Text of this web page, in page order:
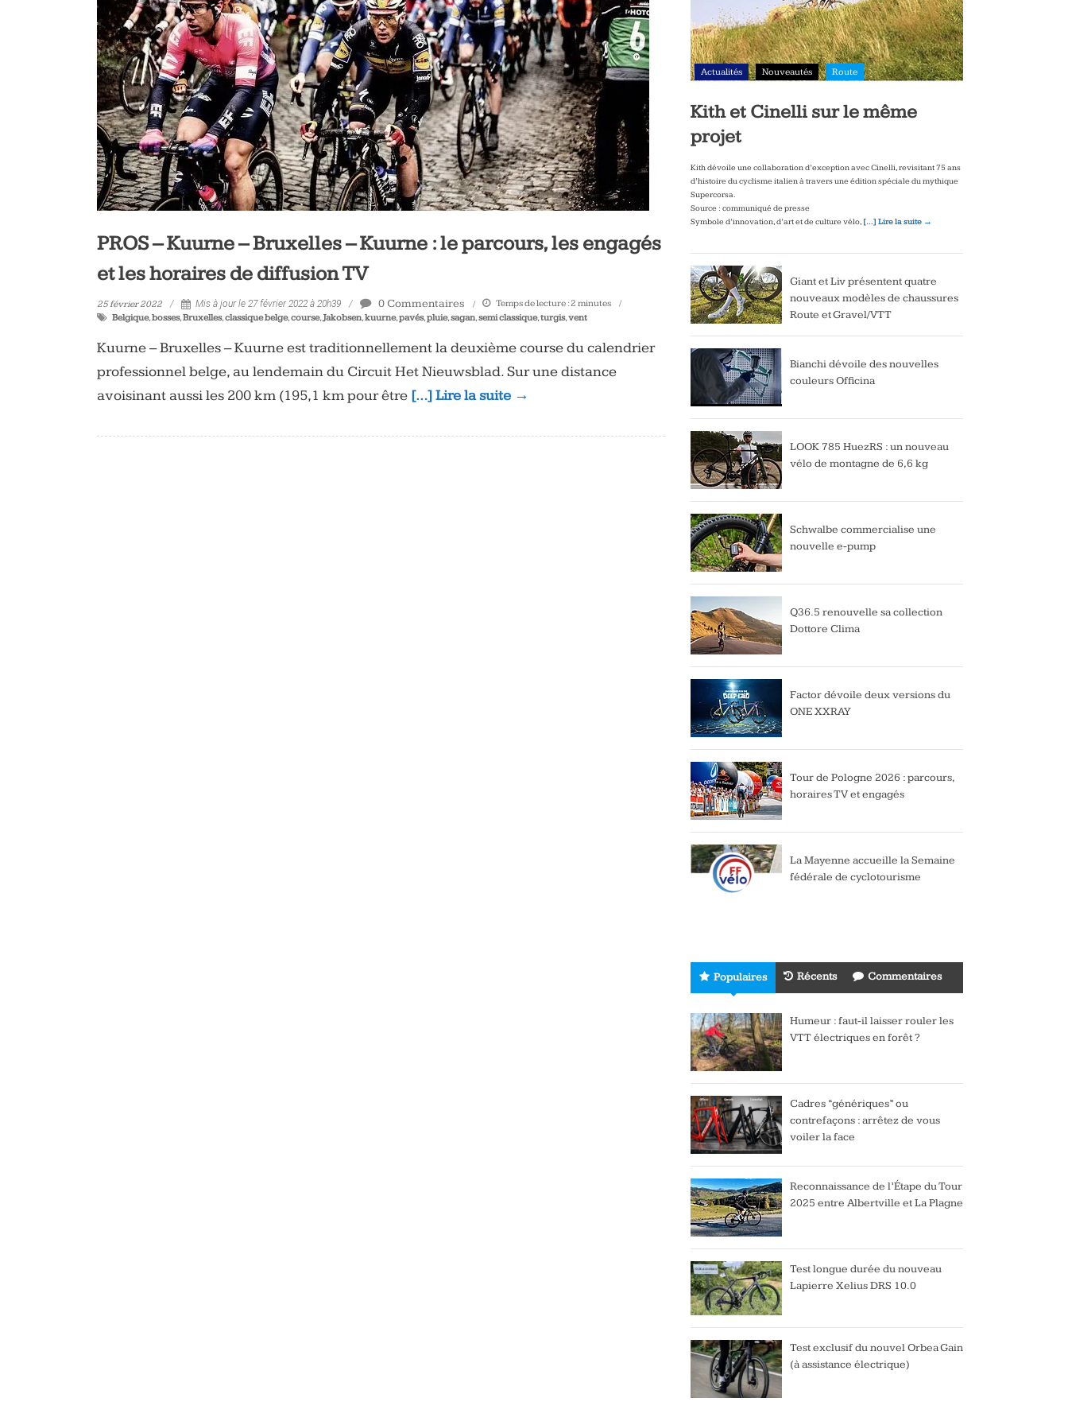
vélo
et
triathlon
PROS – Kuurne – Bruxelles – Kuurne : le parcours, les engagés
et les horaires de diffusion TV
25 février 2022 Mis à jour le 27 février 2022 à 20h39 0 Commentaires Temps de lecture :2 minutes
Belgique,bosses,Bruxelles,classique belge,course,Jakobsen,kuurne,pavés,pluie,sagan,semi classique,turgis,vent
Kuurne – Bruxelles – Kuurne est traditionnellement la deuxième course du calendrier
professionnel belge, au lendemain du Circuit Het Nieuwsblad. Sur une distance
avoisinant aussi les 200 km (195,1 km pour être […] Lire la suite →
Actualités Nouveautés Route
Kith et Cinelli sur le même
projet
Kith dévoile une collaboration d’exception avec Cinelli, revisitant 75 ans
d’histoire du cyclisme italien à travers une édition spéciale du mythique
Supercorsa.
Source : communiqué de presse
Symbole d’innovation, d’art et de culture vélo, […] Lire la suite →
Giant et Liv présentent quatre
nouveaux modèles de chaussures
Route et Gravel/VTT
Bianchi dévoile des nouvelles
couleurs Officina
LOOK 785 HuezRS : un nouveau
vélo de montagne de 6,6 kg
Schwalbe commercialise une
nouvelle e-pump
Q36.5 renouvelle sa collection
Dottore Clima
Factor dévoile deux versions du
ONE XXRAY
Tour de Pologne 2026 : parcours,
horaires TV et engagés
La Mayenne accueille la Semaine
fédérale de cyclotourisme
Populaires Récents Commentaires
Humeur : faut-il laisser rouler les
VTT électriques en forêt ?
Cadres “génériques” ou
contrefaçons : arrêtez de vous
voiler la face
Reconnaissance de l’Étape du Tour
2025 entre Albertville et La Plagne
Test longue durée du nouveau
Lapierre Xelius DRS 10.0
Test exclusif du nouvel Orbea Gain
(à assistance électrique)